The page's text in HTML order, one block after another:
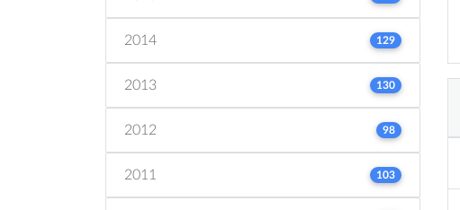
2014 129
2013 130
2012 98
2011 103